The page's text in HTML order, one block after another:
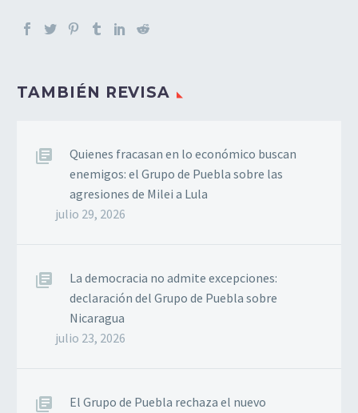
TAMBIÉN REVISA
Quienes fracasan en lo económico buscan
enemigos: el Grupo de Puebla sobre las
agresiones de Milei a Lula
julio 29, 2026
La democracia no admite excepciones:
declaración del Grupo de Puebla sobre
Nicaragua
julio 23, 2026
El Grupo de Puebla rechaza el nuevo